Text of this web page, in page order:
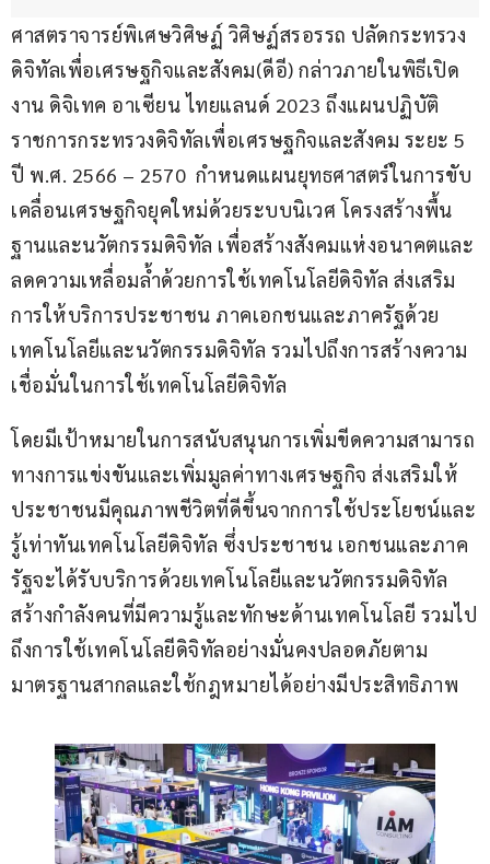
ศาสตราจารย์พิเศษวิศิษฏ์ วิศิษฏ์สรอรรถ ปลัดกระทรวง
ดิจิทัลเพื่อเศรษฐกิจและสังคม(ดีอี) กล่าวภายในพิธีเปิด
งาน ดิจิเทค อาเซียน ไทยแลนด์ 2023 ถึงแผนปฏิบัติ
ราชการกระทรวงดิจิทัลเพื่อเศรษฐกิจและสังคม ระยะ 5
ปี พ.ศ. 2566 – 2570  กำหนดแผนยุทธศาสตร์ในการขับ
เคลื่อนเศรษฐกิจยุคใหม่ด้วยระบบนิเวศ โครงสร้างพื้น
ฐานและนวัตกรรมดิจิทัล เพื่อสร้างสังคมแห่งอนาคตและ
ลดความเหลื่อมล้ำด้วยการใช้เทคโนโลยีดิจิทัล ส่งเสริม
การให้บริการประชาชน ภาคเอกชนและภาครัฐด้วย
เทคโนโลยีและนวัตกรรมดิจิทัล รวมไปถึงการสร้างความ
เชื่อมั่นในการใช้เทคโนโลยีดิจิทัล
โดยมีเป้าหมายในการสนับสนุนการเพิ่มขีดความสามารถ
ทางการแข่งขันและเพิ่มมูลค่าทางเศรษฐกิจ ส่งเสริมให้
ประชาชนมีคุณภาพชีวิตที่ดีขึ้นจากการใช้ประโยชน์และ
รู้เท่าทันเทคโนโลยีดิจิทัล ซึ่งประชาชน เอกชนและภาค
รัฐจะได้รับบริการด้วยเทคโนโลยีและนวัตกรรมดิจิทัล
สร้างกำลังคนที่มีความรู้และทักษะด้านเทคโนโลยี รวมไป
ถึงการใช้เทคโนโลยีดิจิทัลอย่างมั่นคงปลอดภัยตาม
มาตรฐานสากลและใช้กฎหมายได้อย่างมีประสิทธิภาพ